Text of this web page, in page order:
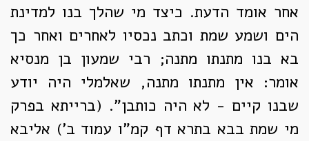
אחר אומד הדעת. כיצד מי שהלך בנו למדינת
הים ושמע שמת וכתב נכסיו לאחרים ואחר כך
בא בנו מתנתו מתנה; רבי שמעון בן מנסיא
אומר: אין מתנתו מתנה, שאלמלי היה יודע
שבנו קיים - לא היה כותבן". (ברייתא בפרק
מי שמת בבא בתרא דף קמ"ו עמוד ב') אליבא